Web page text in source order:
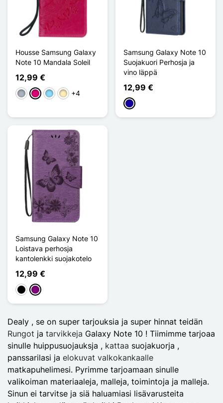
Housse Samsung Galaxy
Note 10 Mandala Soleil
12,99 €
HarmaaMagentaBleu Clair
Doré+4
Samsung Galaxy Note 10
Suojakuori Perhosja ja
vino läppä
12,99 €
Bleu Foncé
Samsung Galaxy Note 10
Loistava perhosja
kantolenkki suojakotelo
12,99 €
MustaViolet
Dealy , se on super tarjouksia ja super hinnat teidän
Rungot ja tarvikkeja Galaxy Note 10 ! Tiimimme tarjoaa
sinulle huippusuojauksja , kattaa suojakuorja ,
panssarilasi ja elokuvat valkokankaalle
matkapuhelimesi. Pyrimme tarjoamaan sinulle
valikoiman materiaaleja, malleja, toimintoja ja malleja.
Sinun ei tarvitse ja siä haluamiasi lisävarusteita